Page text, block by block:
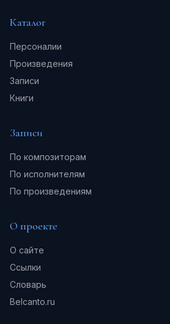
Каталог
Персоналии
Произведения
Записи
Книги
Записи
По композиторам
По исполнителям
По произведениям
О проекте
О сайте
Ссылки
Словарь
Belcanto.ru